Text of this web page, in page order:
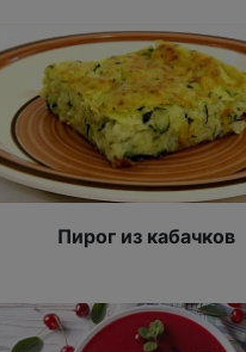
Пирог из кабачков